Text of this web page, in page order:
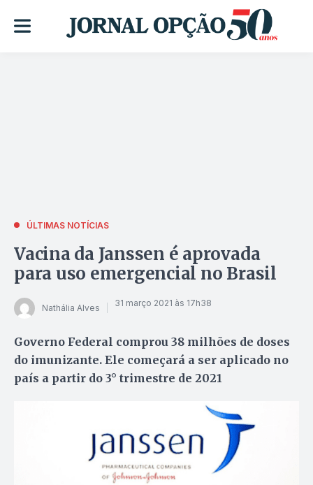
ÚLTIMAS NOTÍCIAS
Vacina da Janssen é aprovada
para uso emergencial no Brasil
Nathália Alves 31 março 2021 às 17h38
Governo Federal comprou 38 milhões de doses
do imunizante. Ele começará a ser aplicado no
país a partir do 3° trimestre de 2021